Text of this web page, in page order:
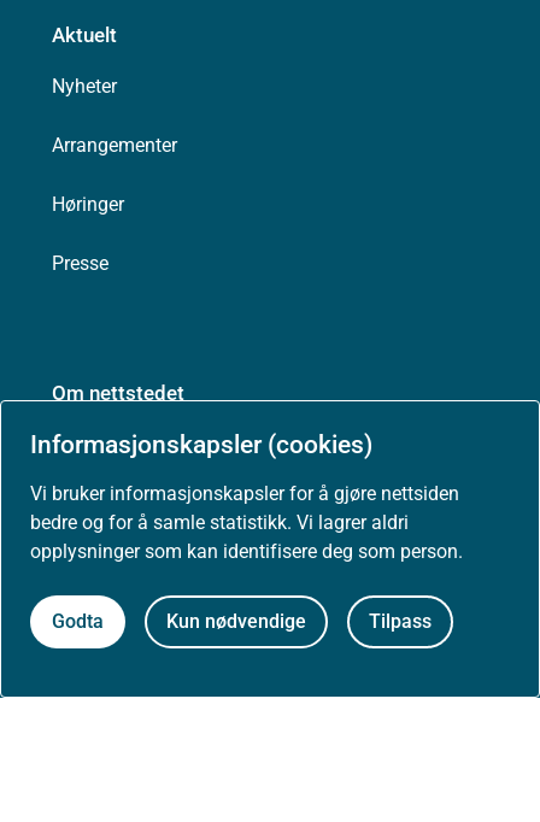
Informasjonskapsler (cookies)
Vi bruker informasjonskapsler for å gjøre nettsiden
bedre og for å samle statistikk. Vi lagrer aldri
opplysninger som kan identifisere deg som person.
Godta Kun nødvendige Tilpass
Aktuelt
Nyheter
Arrangementer
Høringer
Presse
Om nettstedet
Personvernerklæring
Tilgjengelighetserklæring (uustatus.no)
Besøksstatistikk og informasjonskapsler
Nyhetsvarsel og abonnement